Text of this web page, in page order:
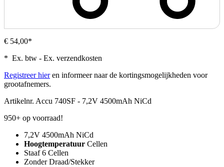
€ 54,00*
* Ex. btw - Ex. verzendkosten
Registreer hieren informeer naar de kortingsmogelijkheden voor
grootafnemers.
Artikelnr. Accu 740SF - 7,2V 4500mAh NiCd
950+ op voorraad!
7,2V 4500mAh NiCd
Hoogtemperatuur Cellen
Staaf 6 Cellen
Zonder Draad/Stekker